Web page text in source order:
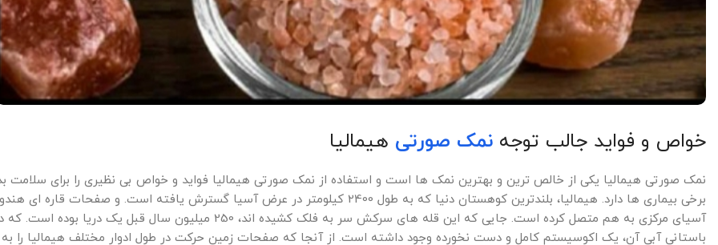
خواص و فواید جالب توجه نمک صورتی هیمالیا
نمک صورتی هیمالیا یکی از خالص ترین و بهترین نمک ها است و استفاده از نمک صورتی هیمالیا فواید و خواص بی نظیری را برای سلامت
برخی بیماری ها دارد. هیمالیا، بلندترین کوهستان دنیا که به طول 2400 کیلومتر در عرض آسیا گسترش یافته است. و صفحات
آسیای مرکزی به هم متصل کرده است. جایی که این قله های سرکش سر به فلک کشیده اند، 250 میلیون سال قبل یک
باستانی آبی آن، یک اکوسیستم کامل و دست نخورده وجود داشته است. از آنجا که صفحات زمین حرکت در طول ادوار مختلف هیمالیا را به